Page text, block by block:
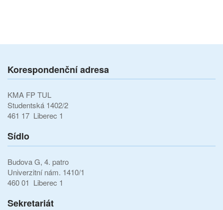
Korespondenční adresa
KMA FP TUL
Studentská 1402/2
461 17 Liberec 1
Sídlo
Budova G, 4. patro
Univerzitní nám. 1410/1
460 01 Liberec 1
Sekretariát